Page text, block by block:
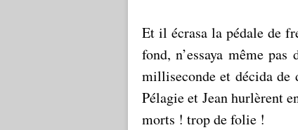
Et il écrasa la pédale de
fond, n’essaya même
milliseconde et décida
Pélagie et Jean hurlèrent
morts ! trop de folie !